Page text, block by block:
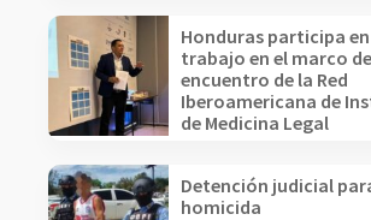
Honduras participa
trabajo en el marco
encuentro de la Red
Iberoamericana de
de Medicina Legal
Detención judicial
homicida